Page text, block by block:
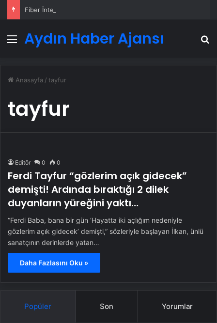
Fiber İnternet Nedir ve Ev İnterneti Nasıl Seçilir
Menü
Aydın Haber Ajansı
Anasayfa / tayfur
tayfur
Editör 0 0
Ferdi Tayfur “gözlerim açık gidecek”
demişti! Ardında bıraktığı 2 dilek
duyanların yüreğini yaktı…
“Ferdi Baba, bana bir gün ‘Hayatta iki açlığım nedeniyle
gözlerim açık gidecek’ demişti,” sözleriyle başlayan İlkan, ünlü
sanatçının derinlerde yatan…
Daha Fazlasını Oku »
Popüler Son Yorumlar